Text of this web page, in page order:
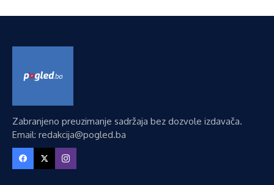
Zabranjeno preuzimanje sadržaja bez dozvole izdavača.
Email: redakcija@pogled.ba